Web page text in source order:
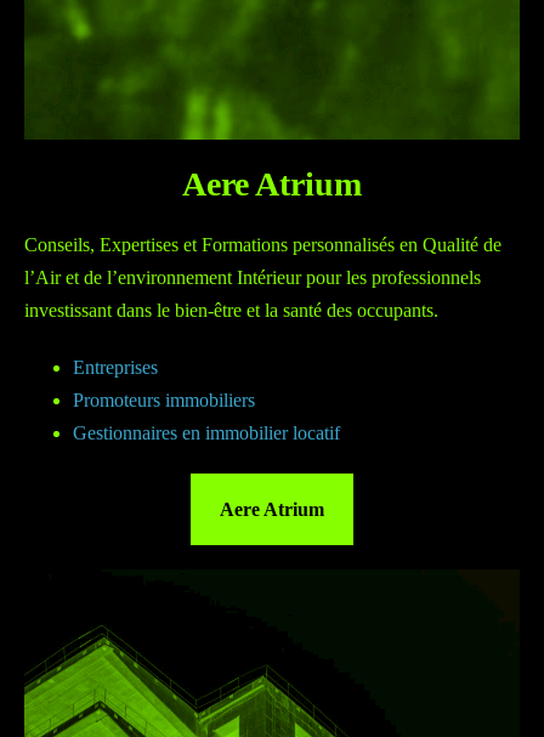
Aere Atrium
Conseils, Expertises et Formations personnalisés en Qualité de
l’Air et de l’environnement Intérieur pour les professionnels
investissant dans le bien-être et la santé des occupants.
Entreprises
Promoteurs immobiliers
Gestionnaires en immobilier locatif
Aere Atrium